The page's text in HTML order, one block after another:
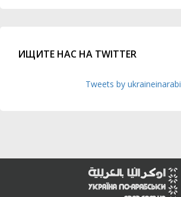
ИЩИТЕ НАС НА TWITTER
Tweets by ukraineinarabi